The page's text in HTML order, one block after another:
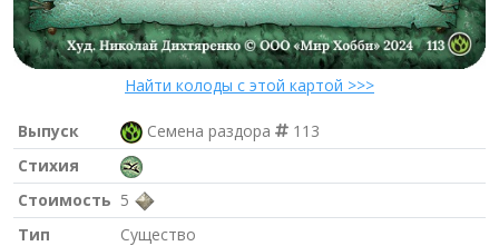
Найти колоды с этой картой >>>
Выпуск Семена раздора
113
Стихия
Стоимость 5
Тип
Существо